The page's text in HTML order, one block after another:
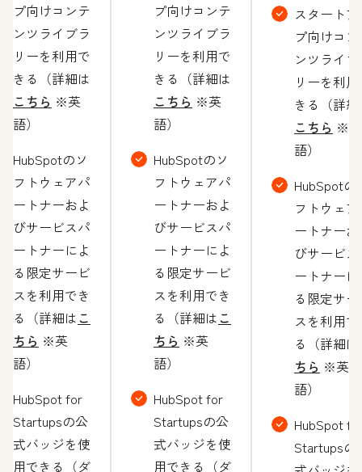
プ向けコンテ
ンツライブラ
リーを利用で
きる（詳細は
こちら ※英
語）
HubSpotのソ
フトウェアパ
ートナーおよ
びサービスパ
ートナーによ
る限定サービ
スを利用でき
る（詳細は こ
ちら ※英
語）
HubSpot for
Startupsの公
式バッジを使
用できる（ダ
プ向けコンテ
ンツライブラ
リーを利用で
きる（詳細は
こちら ※英
語）
HubSpotのソ
フトウェアパ
ートナーおよ
びサービスパ
ートナーによ
る限定サービ
スを利用でき
る（詳細は こ
ちら ※英
語）
HubSpot for
Startupsの公
式バッジを使
用できる（ダ
スタート
プ向けコ
ンツライ
リーを利
きる（詳
こちら ※英
語）
HubSpotの
フトウェ
ートナー
びサービ
ートナー
る限定サ
スを利用
る（詳細は
ちら ※英
語）
HubSpot
Startupsの